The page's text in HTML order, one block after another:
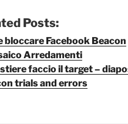
Posts:
bloccare Facebook Beacon
Arredamenti
faccio il target –
trials and errors